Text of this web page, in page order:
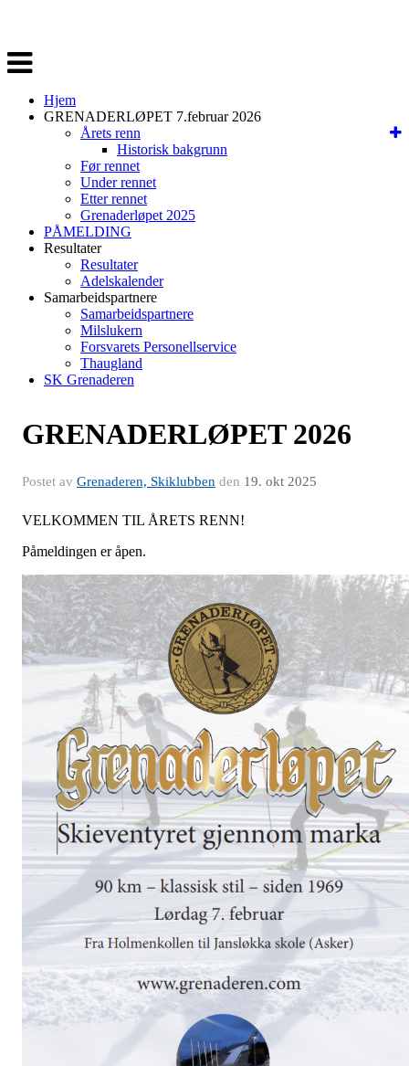
Veksle
navigasjon
Hjem
GRENADERLØPET 7.februar 2026
Årets renn
Historisk bakgrunn
Før rennet
Under rennet
Etter rennet
Grenaderløpet 2025
PÅMELDING
Resultater
Resultater
Adelskalender
Samarbeidspartnere
Samarbeidspartnere
Milslukern
Forsvarets Personellservice
Thaugland
SK Grenaderen
GRENADERLØPET 2026
Postet av Grenaderen, Skiklubben den 19. okt 2025
VELKOMMEN TIL ÅRETS RENN!
Påmeldingen er åpen.